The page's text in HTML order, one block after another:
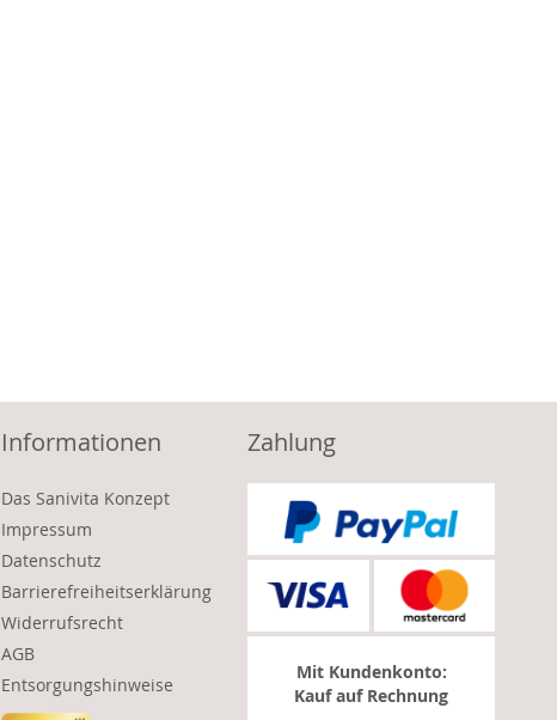
Informationen
Das Sanivita Konzept
Impressum
Datenschutz
Barrierefreiheitserklärung
Widerrufsrecht
AGB
Entsorgungshinweise
Zahlung
Mit Kundenkonto:
Kauf auf Rechnung